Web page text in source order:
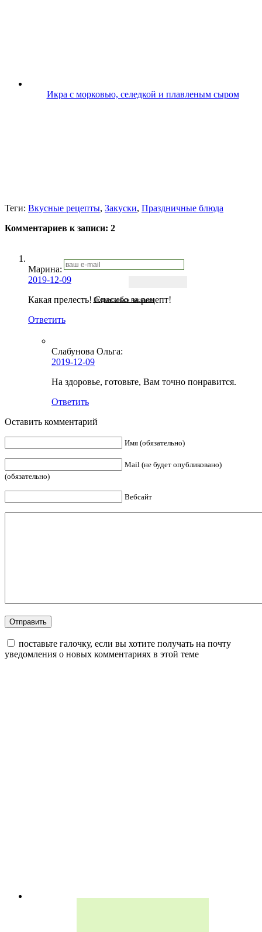
Икра с морковью, селедкой и плавленым сыром
Подписаться письмом
Теги: Вкусные рецепты, Закуски, Праздничные блюда
Комментариев к записи: 2
Марина:
2019-12-09
Какая прелесть! Спасибо за рецепт!
Ответить
Слабунова Ольга:
2019-12-09
На здоровье, готовьте, Вам точно понравится.
Ответить
Оставить комментарий
Имя (обязательно)
Mail (не будет опубликовано)
(обязательно)
Вебсайт
поставьте галочку, если вы хотите получать на почту
уведомления о новых комментариях в этой теме